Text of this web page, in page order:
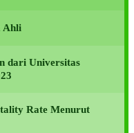
Ahli
dari Universitas
Rate Menurut